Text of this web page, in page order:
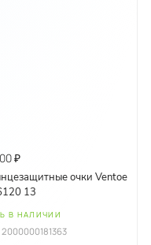
₽
очки Ventoe
13
В НАЛИЧИИ
2000000181363